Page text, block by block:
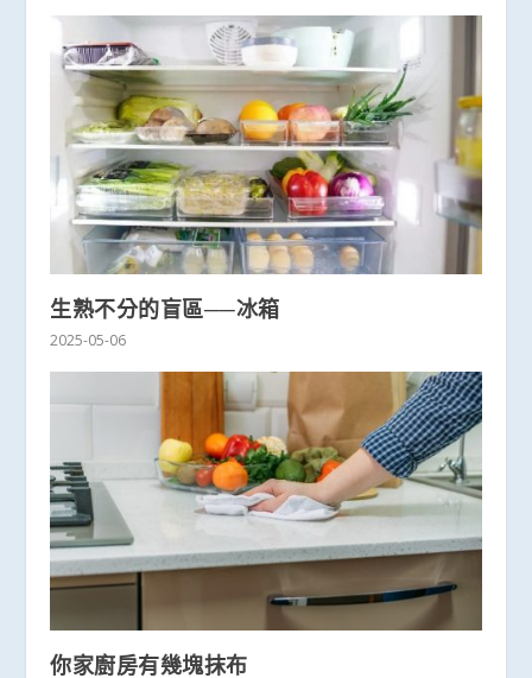
生熟不分的盲區──冰箱
2025-05-06
你家廚房有幾塊抹布